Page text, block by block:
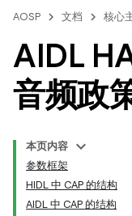
AOSP 文档 核心
AIDL
音频政
本页内容
参数框架
HIDL 中 CAP 的结构
AIDL 中 CAP 的结构